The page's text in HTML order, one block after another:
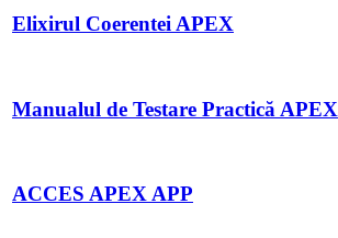
Elixirul Coerentei APEX
Manualul de Testare Practică APEX
ACCES APEX APP